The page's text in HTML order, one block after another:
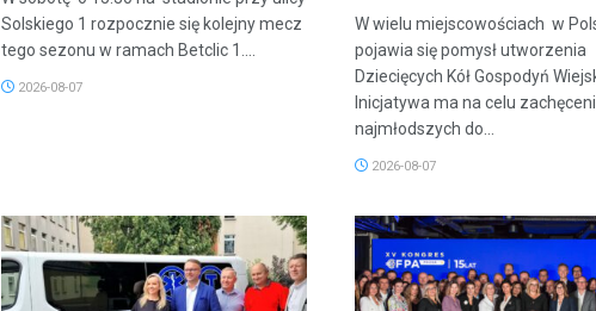
Solskiego 1 rozpocznie się kolejny mecz
tego sezonu w ramach Betclic 1....
2026-08-07
W wielu miejscowościach w
pojawia się pomysł utworzenia
Dziecięcych Kół Gospodyń
Inicjatywa ma na celu
najmłodszych do...
2026-08-07